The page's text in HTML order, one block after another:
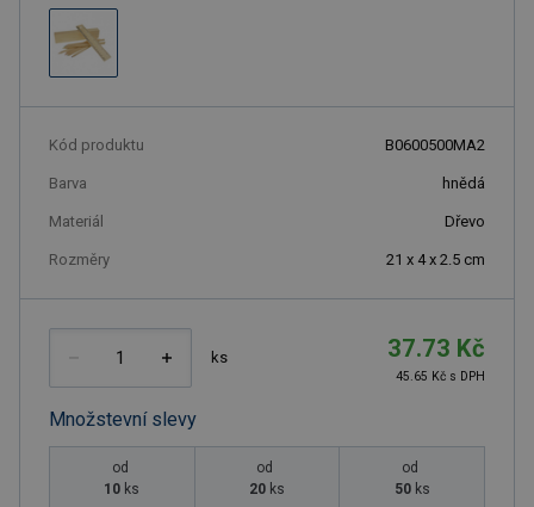
Kód produktu B0600500MA2
Barva hnědá
Materiál Dřevo
Rozměry 21 x 4 x 2.5 cm
ks 37.73 Kč
45.65 Kč s DPH
Množstevní slevy
od
10 ks
od
20 ks
od
50 ks